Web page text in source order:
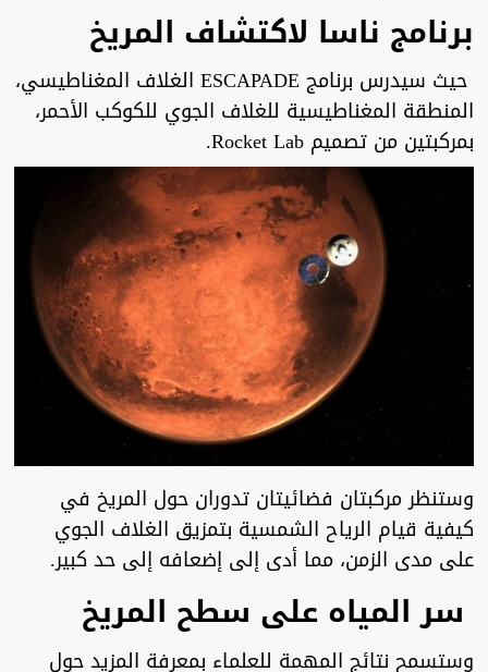
برنامج ناسا لاكتشاف المريخ
حيث سيدرس برنامج ESCAPADE الغلاف المغناطيسي،
المنطقة المغناطيسية للغلاف الجوي للكوكب الأحمر،
بمركبتين من تصميم Rocket Lab.
وستنظر مركبتان فضائيتان تدوران حول المريخ في
كيفية قيام الرياح الشمسية بتمزيق الغلاف الجوي
على مدى الزمن، مما أدى إلى إضعافه إلى حد كبير.
سر المياه على سطح المريخ
وستسمح نتائج المهمة للعلماء بمعرفة المزيد حول